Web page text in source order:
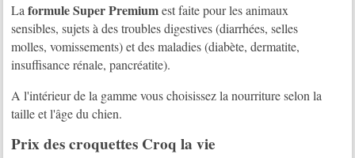
Laformule Super Premiumest faite pour les animaux
sensibles, sujets à des troubles digestives (diarrhées, selles
molles, vomissements) et des maladies (diabète, dermatite,
insuffisance rénale, pancréatite).
A l'intérieur de la gamme vous choisissez la nourriture selon la
taille et l'âge du chien.
Prix des croquettes Croq la vie